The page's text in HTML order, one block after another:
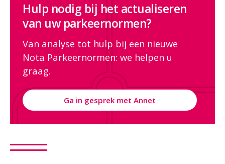
Hulp nodig bij het actualiseren
van uw parkeernormen?
Van analyse tot hulp bij een nieuwe
Nota Parkeernormen: we helpen u
graag.
Ga in gesprek met Annet